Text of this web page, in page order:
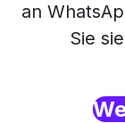
an
Sie